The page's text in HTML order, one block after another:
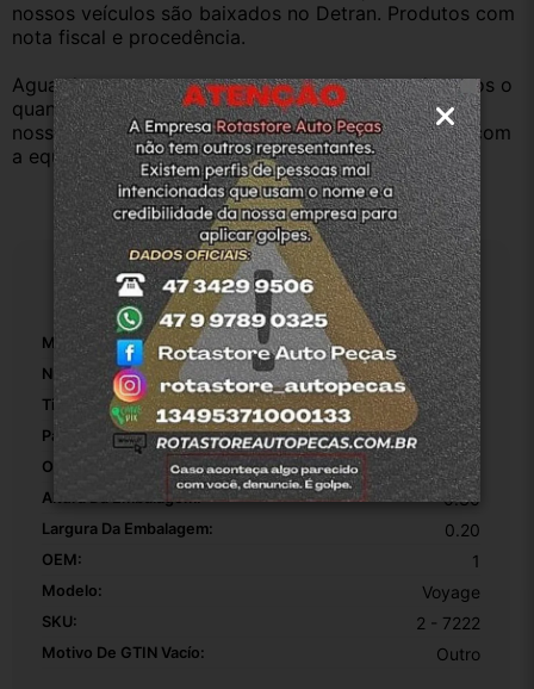
nossos veículos são baixados no Detran. Produtos com
nota fiscal e procedência.
Aguardamos sua pergunta ou compra e atenderemos o
quanto antes. Aceitamos retirada dos produtos em
nossa loja física também, basta entrar em contato com
a equipe Rotasul e tiramos suas dúvidas.
Especificações
Marca: Volkswagen
Número De Peça: 5U4839267
Tipo De Veículo: Carro/Caminhonete
Pasador E Buchas Incluídos: False
Origem: Original
Altura Da Embalagem: 0.30
Largura Da Embalagem: 0.20
OEM: 1
Modelo: Voyage
SKU: 2 - 7222
Motivo De GTIN Vacío: Outro